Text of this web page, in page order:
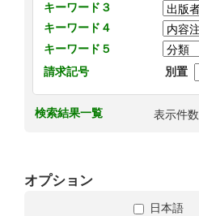
キーワード３
キーワード４
キーワード５
請求記号
別置
検索結果一覧 表示件数
オプション
日本語